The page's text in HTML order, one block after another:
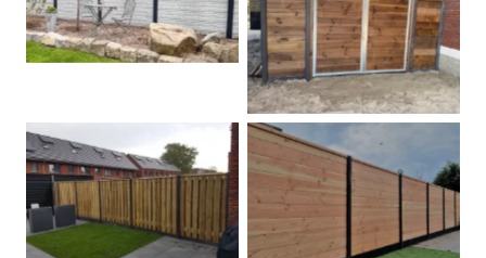
Betonschutting
Dubbele poort
Betonpalen schutting Douglas